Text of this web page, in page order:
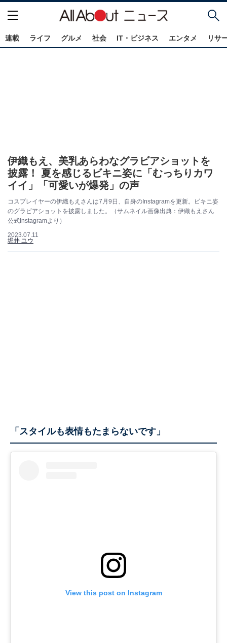
連載 ライフ グルメ 社会 IT・ビジネス エンタメ リサ
伊織もえ、美乳あらわなグラビアショットを
披露！ 夏を感じるビキニ姿に「むっちりカワ
イイ」「可愛いが爆発」の声
コスプレイヤーの伊織もえさんは7月9日、自身のInstagramを更新。ビキニ姿
のグラビアショットを披露しました。（サムネイル画像出典：伊織もえさん
公式Instagramより）
2023.07.11
堀井 ユウ
「スタイルも表情もたまらないです」
View this post on Instagram